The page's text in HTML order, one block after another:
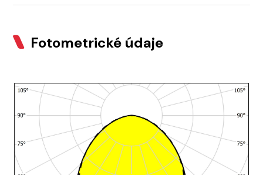
Fotometrické údaje